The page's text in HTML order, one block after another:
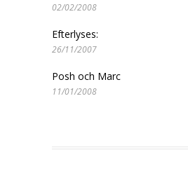
02/02/2008
Efterlyses:
26/11/2007
Posh och Marc
11/01/2008